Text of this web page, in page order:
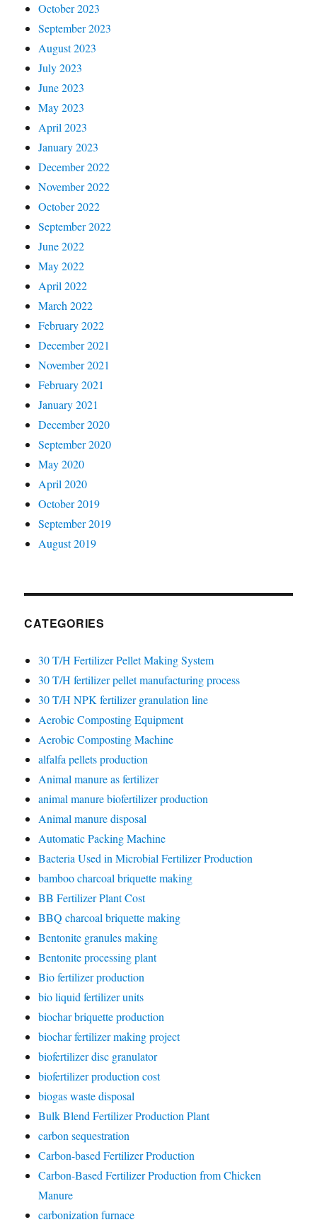
October 2023
September 2023
August 2023
July 2023
June 2023
May 2023
April 2023
January 2023
December 2022
November 2022
October 2022
September 2022
June 2022
May 2022
April 2022
March 2022
February 2022
December 2021
November 2021
February 2021
January 2021
December 2020
September 2020
May 2020
April 2020
October 2019
September 2019
August 2019
CATEGORIES
30 T/H Fertilizer Pellet Making System
30 T/H fertilizer pellet manufacturing process
30 T/H NPK fertilizer granulation line
Aerobic Composting Equipment
Aerobic Composting Machine
alfalfa pellets production
Animal manure as fertilizer
animal manure biofertilizer production
Animal manure disposal
Automatic Packing Machine
Bacteria Used in Microbial Fertilizer Production
bamboo charcoal briquette making
BB Fertilizer Plant Cost
BBQ charcoal briquette making
Bentonite granules making
Bentonite processing plant
Bio fertilizer production
bio liquid fertilizer units
biochar briquette production
biochar fertilizer making project
biofertilizer disc granulator
biofertilizer production cost
biogas waste disposal
Bulk Blend Fertilizer Production Plant
carbon sequestration
Carbon-based Fertilizer Production
Carbon-Based Fertilizer Production from Chicken
Manure
carbonization furnace